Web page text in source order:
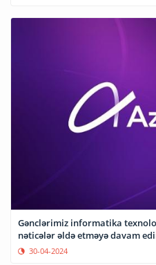
Gənclərimiz informatika
nəticələr əldə etməyə davam
30-04-2024